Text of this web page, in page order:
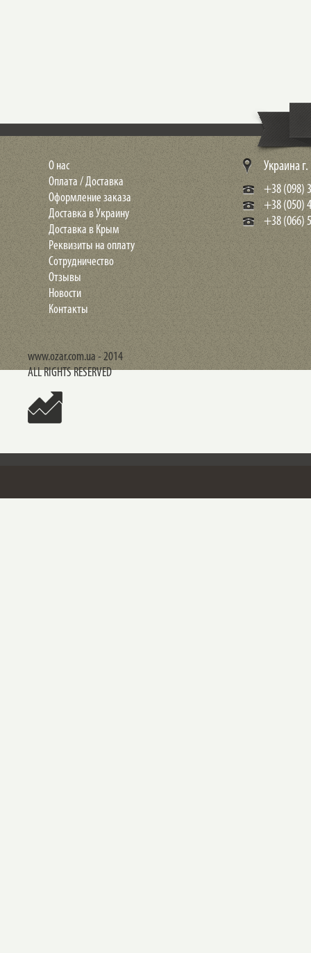
О нас
Оплата / Доставка
Оформление заказа
Доставка в Украину
Доставка в Крым
Реквизиты на оплату
Сотрудничество
Отзывы
Новости
Контакты
Украина
+38 (098)
+38 (050)
+38 (066)
www.ozar.com.ua - 2014
ALL RIGHTS RESERVED